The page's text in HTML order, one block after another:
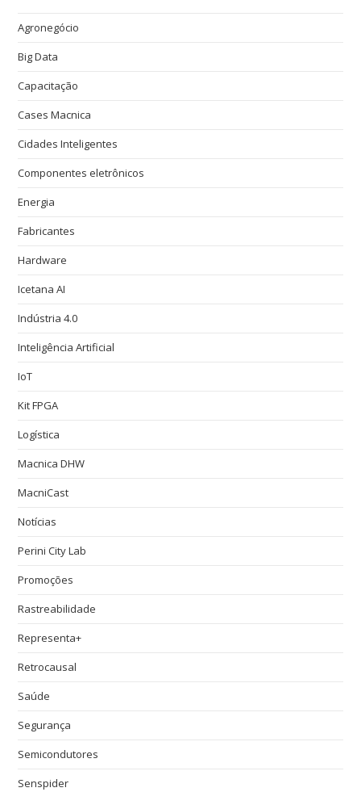
Agronegócio
Big Data
Capacitação
Cases Macnica
Cidades Inteligentes
Componentes eletrônicos
Energia
Fabricantes
Hardware
Icetana AI
Indústria 4.0
Inteligência Artificial
IoT
Kit FPGA
Logística
Macnica DHW
MacniCast
Notícias
Perini City Lab
Promoções
Rastreabilidade
Representa+
Retrocausal
Saúde
Segurança
Semicondutores
Senspider